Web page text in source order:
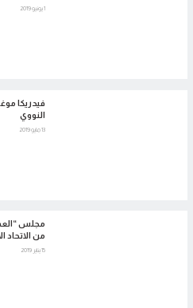
1 يونيو 2019
فيدريكا
النووي
13 مايو 2019
مجلس
من الاتحاد
15 يناير 2019